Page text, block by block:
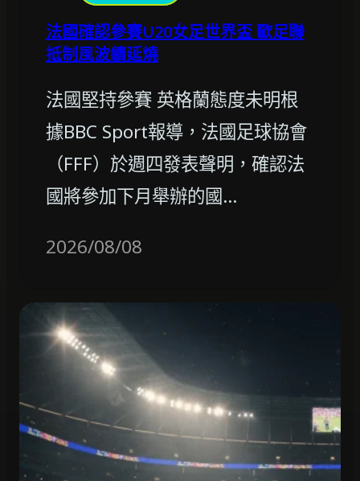
法國確認參賽U20女足世界盃 歐足聯
抵制風波續延燒
法國堅持參賽 英格蘭態度未明根
據BBC Sport報導，法國足球協會
（FFF）於週四發表聲明，確認法
國將參加下月舉辦的國…
2026/08/08